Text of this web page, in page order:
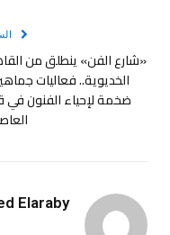
«شارع الفن» ينطلق من
الخديوية.. فعاليات
ضخمة لإحياء الفنون في
Elaraby